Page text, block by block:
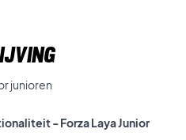
junioren
- Forza Laya Junior